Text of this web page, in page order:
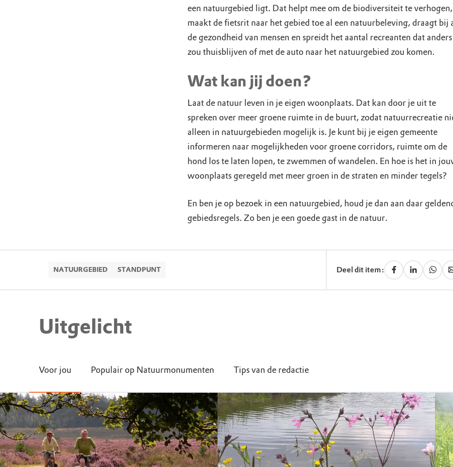
een natuurgebied ligt. Dat helpt mee om de biodiversiteit te verhogen,
maakt de fietsrit naar het gebied toe al een natuurbeleving, draagt bij
de gezondheid van mensen en spreidt het aantal recreanten dat anders
zou thuisblijven of met de auto naar het natuurgebied zou komen.
Wat kan jij doen?
Laat de natuur leven in je eigen woonplaats. Dat kan door je uit te
spreken over meer groene ruimte in de buurt, zodat natuurrecreatie
alleen in natuurgebieden mogelijk is. Je kunt bij je eigen gemeente
informeren naar mogelijkheden voor groene corridors, ruimte om de
hond los te laten lopen, te zwemmen of wandelen. En hoe is het in
woonplaats geregeld met meer groen in de straten en minder tegels?
En ben je op bezoek in een natuurgebied, houd je dan aan daar
gebiedsregels. Zo ben je een goede gast in de natuur.
NATUURGEBIED STANDPUNT Deel dit item:
Uitgelicht
Voor jou Populair op Natuurmonumenten Tips van de redactie